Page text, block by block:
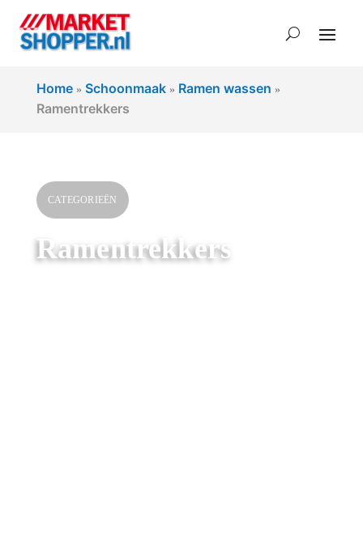
Home» Schoonmaak» Ramen wassen »
Ramentrekkers
CATEGORIEËN
Ramentrekkers